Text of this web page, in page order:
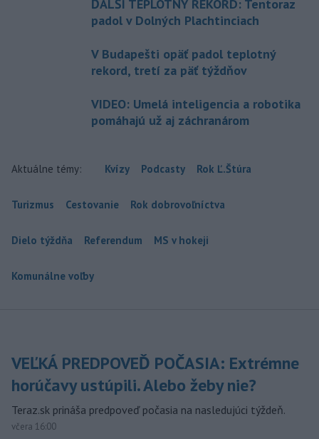
ĎALŠÍ TEPLOTNÝ REKORD: Tentoraz
padol v Dolných Plachtinciach
V Budapešti opäť padol teplotný
rekord, tretí za päť týždňov
VIDEO: Umelá inteligencia a robotika
pomáhajú už aj záchranárom
Aktuálne témy: Kvízy Podcasty Rok Ľ.Štúra
Turizmus Cestovanie Rok dobrovoľníctva
Dielo týždňa Referendum MS v hokeji
Komunálne voľby
VEĽKÁ PREDPOVEĎ POČASIA: Extrémne
horúčavy ustúpili. Alebo žeby nie?
Teraz.sk prináša predpoveď počasia na nasledujúci týždeň.
včera 16:00